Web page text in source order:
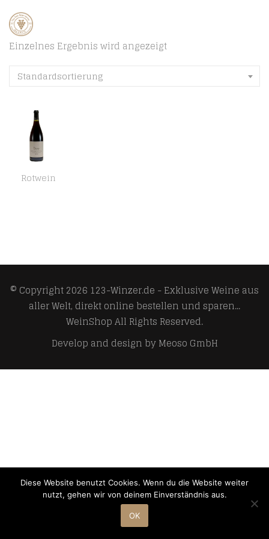
Einzelnes Ergebnis wird angezeigt
Standardsortierung
Rotwein
© Copyright 2026 123-Winzer.de - Exklusive Weine aus
aller Welt, direkt online bestellen und sparen...
WeinShopAll Rights Reserved.
Develop and design byMeoso GmbH
Diese Website benutzt Cookies. Wenn du die Website weiter
nutzt, gehen wir von deinem Einverständnis aus.
OK